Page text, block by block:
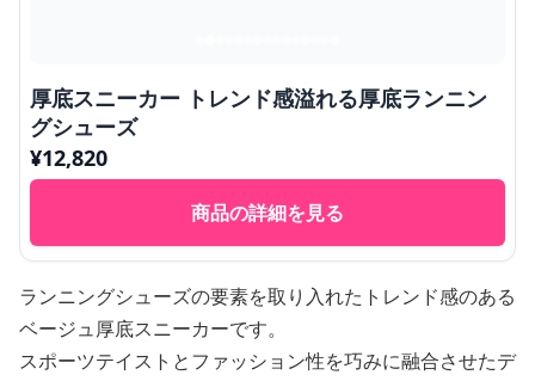
厚底スニーカー トレンド感溢れる厚底ランニン
グシューズ
¥12,820
商品の詳細を見る
ランニングシューズの要素を取り入れたトレンド感のある
ベージュ厚底スニーカーです。
スポーツテイストとファッション性を巧みに融合させたデ